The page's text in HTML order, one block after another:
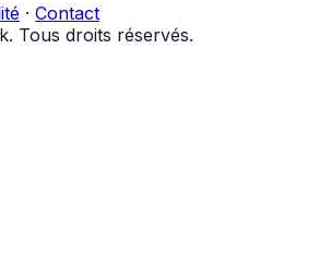
· Contact
Tous droits réservés.